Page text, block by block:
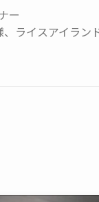
ー
ライスアイラン